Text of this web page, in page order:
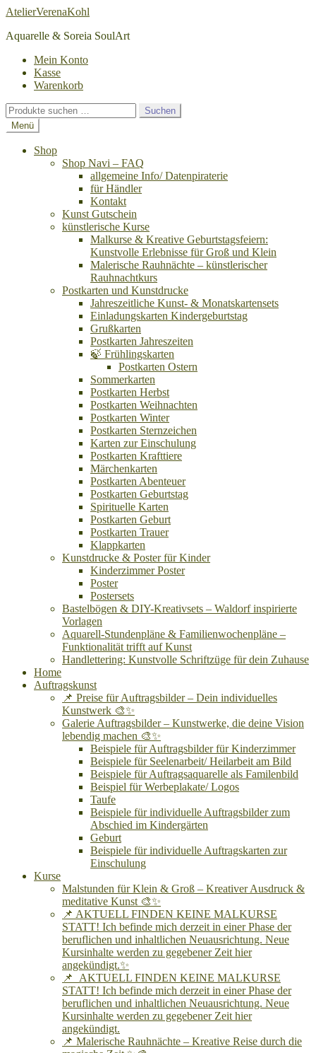
Zur
springen
Zum
springen
AtelierVerenaKohl
Aquarelle & Soreia SoulArt
Mein Konto
Kasse
Warenkorb
Suchen
nach:
Suchen
Menü
Shop
Shop Navi – FAQ
allgemeine Info/ Datenpiraterie
für Händler
Kontakt
Kunst Gutschein
künstlerische Kurse
Malkurse & Kreative Geburtstagsfeiern:
Kunstvolle Erlebnisse für Groß und Klein
Malerische Rauhnächte – künstlerischer
Rauhnachtkurs
Postkarten und Kunstdrucke
Jahreszeitliche Kunst- & Monatskartensets
Einladungskarten Kindergeburtstag
Grußkarten
Postkarten Jahreszeiten
🍃 Frühlingskarten
Postkarten Ostern
Sommerkarten
Postkarten Herbst
Postkarten Weihnachten
Postkarten Winter
Postkarten Sternzeichen
Karten zur Einschulung
Postkarten Krafttiere
Märchenkarten
Postkarten Abenteuer
Postkarten Geburtstag
Spirituelle Karten
Postkarten Geburt
Postkarten Trauer
Klappkarten
Kunstdrucke & Poster für Kinder
Kinderzimmer Poster
Poster
Postersets
Bastelbögen & DIY-Kreativsets – Waldorf inspirierte
Vorlagen
Aquarell-Stundenpläne & Familienwochenpläne –
Funktionalität trifft auf Kunst
Handlettering: Kunstvolle Schriftzüge für dein Zuhause
Home
Auftragskunst
📌 Preise für Auftragsbilder – Dein individuelles
Kunstwerk 🎨✨
Galerie Auftragsbilder – Kunstwerke, die deine Vision
lebendig machen 🎨✨
Beispiele für Auftragsbilder für Kinderzimmer
Beispiele für Seelenarbeit/ Heilarbeit am Bild
Beispiele für Auftragsaquarelle als Familenbild
Beispiel für Werbeplakate/ Logos
Taufe
Beispiele für individuelle Auftragsbilder zum
Abschied im Kindergärten
Geburt
Beispiele für individuelle Auftragskarten zur
Einschulung
Kurse
Malstunden für Klein & Groß – Kreativer Ausdruck &
meditative Kunst 🎨✨
📌 AKTUELL FINDEN KEINE MALKURSE
STATT! Ich befinde mich derzeit in einer Phase der
beruflichen und inhaltlichen Neuausrichtung. Neue
Kursinhalte werden zu gegebener Zeit hier
angekündigt.✨
📌 AKTUELL FINDEN KEINE MALKURSE
STATT! Ich befinde mich derzeit in einer Phase der
beruflichen und inhaltlichen Neuausrichtung. Neue
Kursinhalte werden zu gegebener Zeit hier
angekündigt.
📌 Malerische Rauhnächte – Kreative Reise durch die